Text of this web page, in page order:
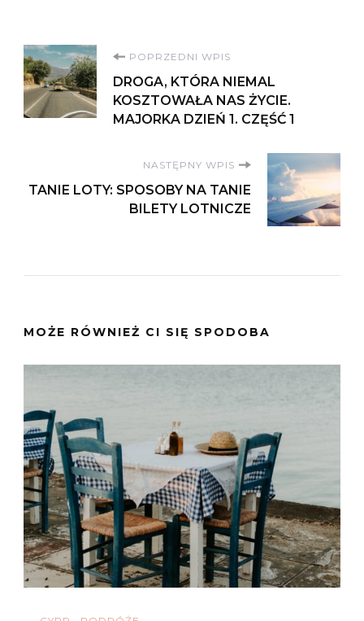
Nawigacja
wpisu
POPRZEDNI WPIS
DROGA, KTÓRA NIEMAL
KOSZTOWAŁA NAS ŻYCIE.
MAJORKA DZIEŃ 1. CZĘŚĆ 1
NASTĘPNY WPIS
TANIE LOTY: SPOSOBY NA TANIE
BILETY LOTNICZE
MOŻE RÓWNIEŻ CI SIĘ SPODOBA